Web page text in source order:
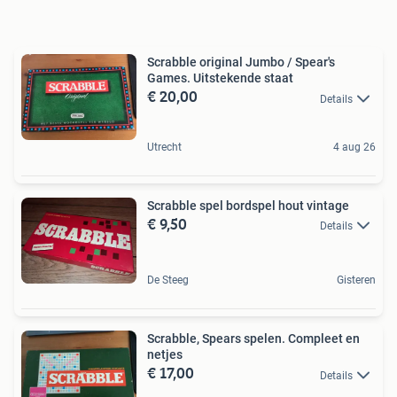
Scrabble original Jumbo / Spear's
Games. Uitstekende staat
€ 20,00 Details
Utrecht 4 aug 26
Scrabble spel bordspel hout vintage
€ 9,50 Details
De Steeg Gisteren
Scrabble, Spears spelen. Compleet en
netjes
€ 17,00 Details